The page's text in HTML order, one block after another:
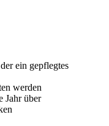
ein gepflegtes
werden
Jahr über